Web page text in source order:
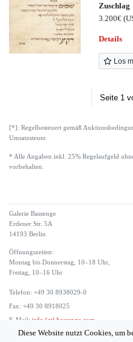
Zuschlag
3.200€
Details
Los
Seite 1
[*]: Regelbesteuert gemäß
Umsatzsteuer.
* Alle Angaben inkl. 25% Regelaufgeld
vorbehalten.
Galerie Bassenge
Erdener Str. 5A
14193 Berlin
Öffnungszeiten:
Montag bis Donnerstag, 10–18 Uhr,
Freitag, 10–16 Uhr
Telefon: +49 30 8938029-0
Fax: +49 30 8918025
E-Mail: info (at) bassenge.com
Diese Website nutzt Cookies, um